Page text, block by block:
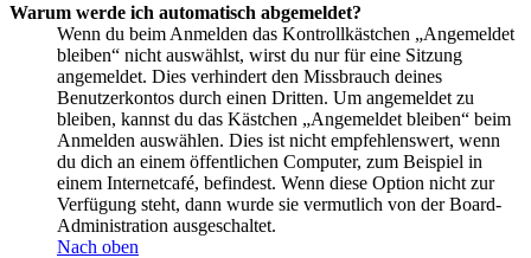
Warum werde ich automatisch abgemeldet?
Wenn du beim Anmelden das Kontrollkästchen „Angemeldet
bleiben“ nicht auswählst, wirst du nur für eine Sitzung
angemeldet. Dies verhindert den Missbrauch deines
Benutzerkontos durch einen Dritten. Um angemeldet zu
bleiben, kannst du das Kästchen „Angemeldet bleiben“ beim
Anmelden auswählen. Dies ist nicht empfehlenswert, wenn
du dich an einem öffentlichen Computer, zum Beispiel in
einem Internetcafé, befindest. Wenn diese Option nicht zur
Verfügung steht, dann wurde sie vermutlich von der Board-
Administration ausgeschaltet.
Nach oben